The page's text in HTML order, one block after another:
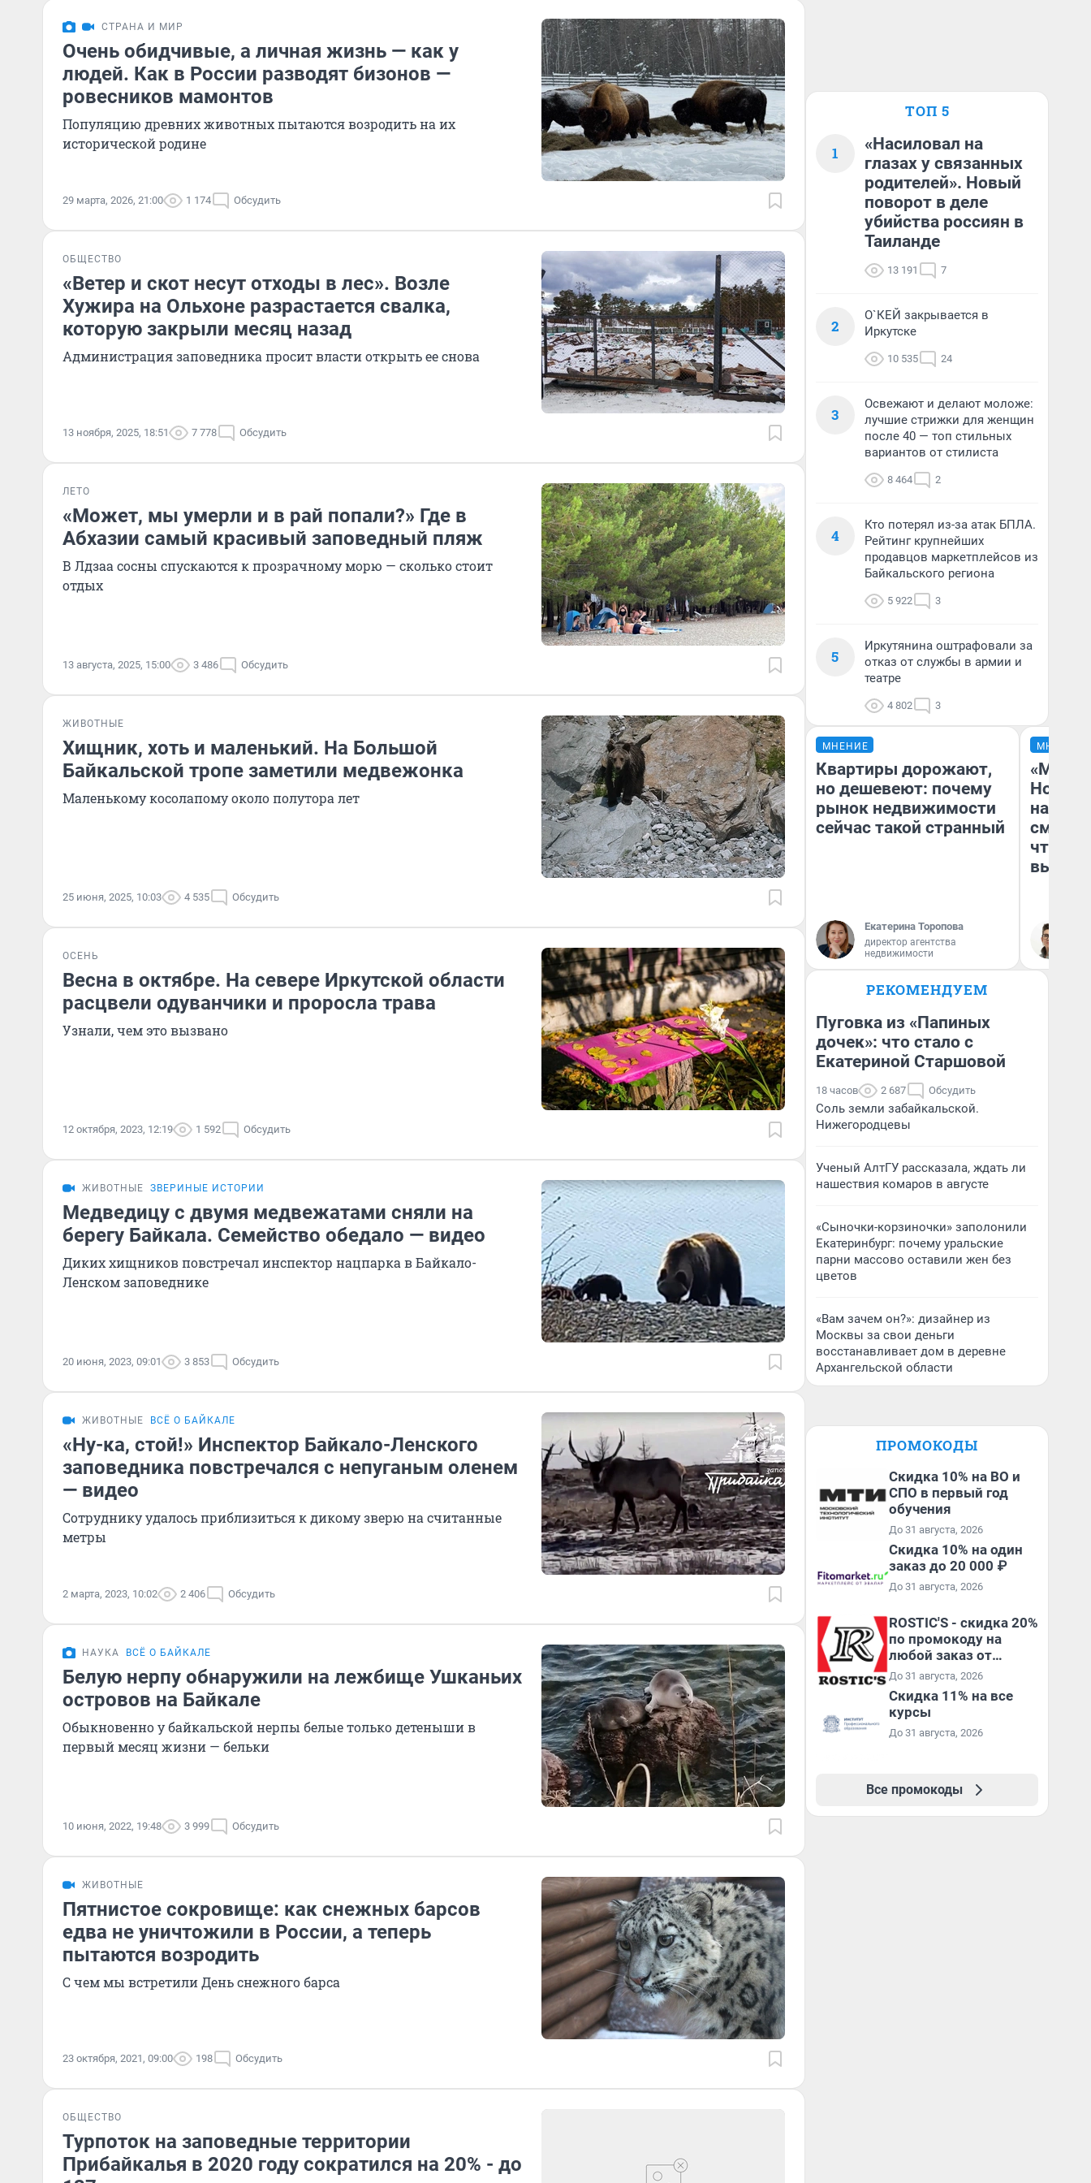
СТРАНА И МИР
Очень обидчивые, а личная жизнь — как у
людей. Как в России разводят бизонов —
ровесников мамонтов
Популяцию древних животных пытаются возродить на их
исторической родине
29 марта, 2026, 21:00 1 174 Обсудить
ОБЩЕСТВО
«Ветер и скот несут отходы в лес». Возле
Хужира на Ольхоне разрастается свалка,
которую закрыли месяц назад
Администрация заповедника просит власти открыть ее снова
13 ноября, 2025, 18:51 7 778 Обсудить
ЛЕТО
«Может, мы умерли и в рай попали?» Где в
Абхазии самый красивый заповедный пляж
В Лдзаа сосны спускаются к прозрачному морю — сколько стоит
отдых
13 августа, 2025, 15:00 3 486 Обсудить
ЖИВОТНЫЕ
Хищник, хоть и маленький. На Большой
Байкальской тропе заметили медвежонка
Маленькому косолапому около полутора лет
25 июня, 2025, 10:03 4 535 Обсудить
ОСЕНЬ
Весна в октябре. На севере Иркутской области
расцвели одуванчики и проросла трава
Узнали, чем это вызвано
12 октября, 2023, 12:19 1 592 Обсудить
ЖИВОТНЫЕ ЗВЕРИНЫЕ ИСТОРИИ
Медведицу с двумя медвежатами сняли на
берегу Байкала. Семейство обедало — видео
Диких хищников повстречал инспектор нацпарка в Байкало-
Ленском заповеднике
20 июня, 2023, 09:01 3 853 Обсудить
ЖИВОТНЫЕ ВСЁ О БАЙКАЛЕ
«Ну-ка, стой!» Инспектор Байкало-Ленского
заповедника повстречался с непуганым оленем
— видео
Сотруднику удалось приблизиться к дикому зверю на считанные
метры
2 марта, 2023, 10:02 2 406 Обсудить
НАУКА ВСЁ О БАЙКАЛЕ
Белую нерпу обнаружили на лежбище Ушканьих
островов на Байкале
Обыкновенно у байкальской нерпы белые только детеныши в
первый месяц жизни — бельки
10 июня, 2022, 19:48 3 999 Обсудить
ЖИВОТНЫЕ
Пятнистое сокровище: как снежных барсов
едва не уничтожили в России, а теперь
пытаются возродить
С чем мы встретили День снежного барса
23 октября, 2021, 09:00 198 Обсудить
ОБЩЕСТВО
Турпоток на заповедные территории
Прибайкалья в 2020 году сократился на 20% - до
ТОП 5
1
«Насиловал на
глазах у связанных
родителей». Новый
поворот в деле
убийства россиян в
Таиланде
13 191 7
2
О`КЕЙ закрывается в
Иркутске
10 535 24
3
Освежают и делают моложе:
лучшие стрижки для женщин
после 40 — топ стильных
вариантов от стилиста
8 464 2
4
Кто потерял из-за атак БПЛА.
Рейтинг крупнейших
продавцов маркетплейсов из
Байкальского региона
5 922 3
5
Иркутянина оштрафовали за
отказ от службы в армии и
театре
4 802 3
МНЕНИЕ
Квартиры дорожают,
но дешевеют: почему
рынок недвижимости
сейчас такой странный
Екатерина Торопова
директор агентства
недвижимости
МНЕНИЕ
«Мы
чтобы
РЕКОМЕНДУЕМ
Пуговка из «Папиных
дочек»: что стало с
Екатериной Старшовой
18 часов 2 687 Обсудить
Соль земли забайкальской.
Нижегородцевы
Ученый АлтГУ рассказала, ждать ли
нашествия комаров в августе
«Сыночки-корзиночки» заполонили
Екатеринбург: почему уральские
парни массово оставили жен без
цветов
«Вам зачем он?»: дизайнер из
Москвы за свои деньги
восстанавливает дом в деревне
Архангельской области
ПРОМОКОДЫ
Скидка 10% на ВО и
СПО в первый год
обучения
До 31 августа, 2026
Скидка 10% на один
заказ до 20 000 ₽
До 31 августа, 2026
ROSTIC'S - скидка 20%
по промокоду на
любой заказ от
3199₽!
До 31 августа, 2026
Скидка 11% на все
курсы
До 31 августа, 2026
Все промокоды